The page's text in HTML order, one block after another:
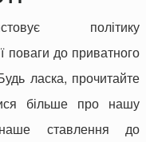
політику
поваги до приватного
ласка, прочитайте
більше про нашу
наше ставлення до